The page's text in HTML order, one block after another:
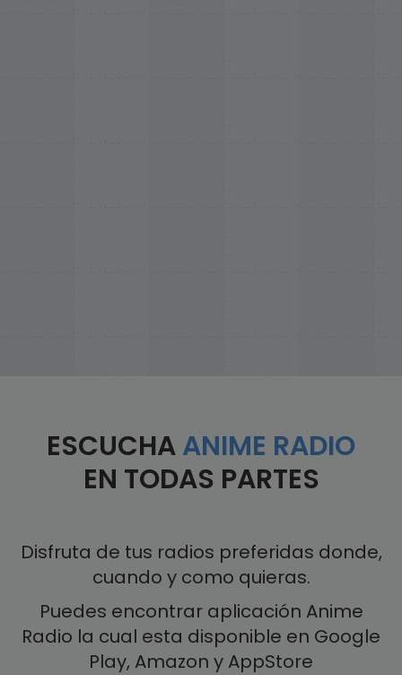
ESCUCHAANIME RADIO
EN TODAS PARTES
Disfruta de tus radios preferidas donde,
cuando y como quieras.
Puedes encontrar aplicación Anime
Radio la cual esta disponible en Google
Play, Amazon y AppStore